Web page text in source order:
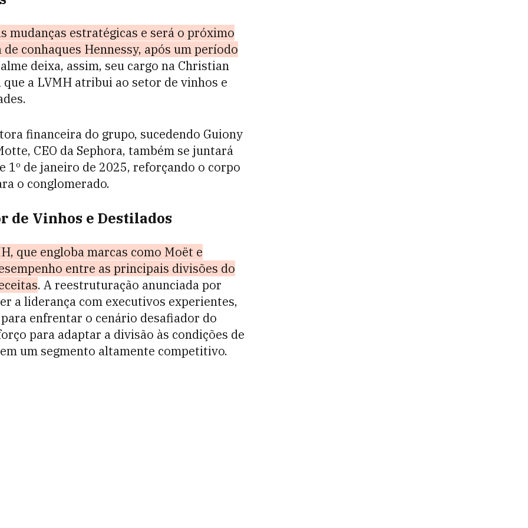
mudanças estratégicas e será o próximo
conhaques Hennessy, após um período
deixa, assim, seu cargo na Christian
a LVMH atribui ao setor de vinhos e
financeira do grupo, sucedendo Guiony
CEO da Sephora, também se juntará
de janeiro de 2025, reforçando o corpo
o conglomerado.
de Vinhos e Destilados
que engloba marcas como Moët e
entre as principais divisões do
. A reestruturação anunciada por
a liderança com executivos experientes,
enfrentar o cenário desafiador do
para adaptar a divisão às condições de
um segmento altamente competitivo.